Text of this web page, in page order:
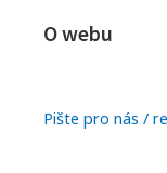
O webu
Pište pro nás /